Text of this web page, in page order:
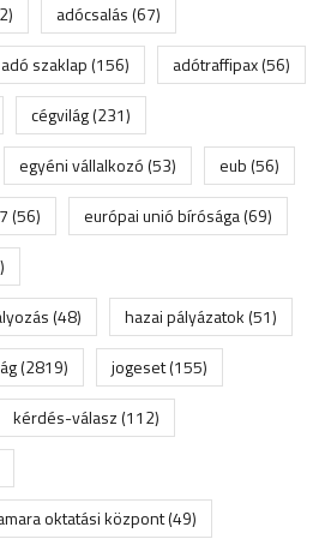
adócsalás(67)
adó szaklap(156) adótraffipax(56)
cégvilág(231)
egyéni vállalkozó(53) eub(56)
(56) európai unió bírósága(69)
(48) hazai pályázatok(51)
(2819) jogeset(155)
kérdés-válasz(112)
oktatási központ(49)